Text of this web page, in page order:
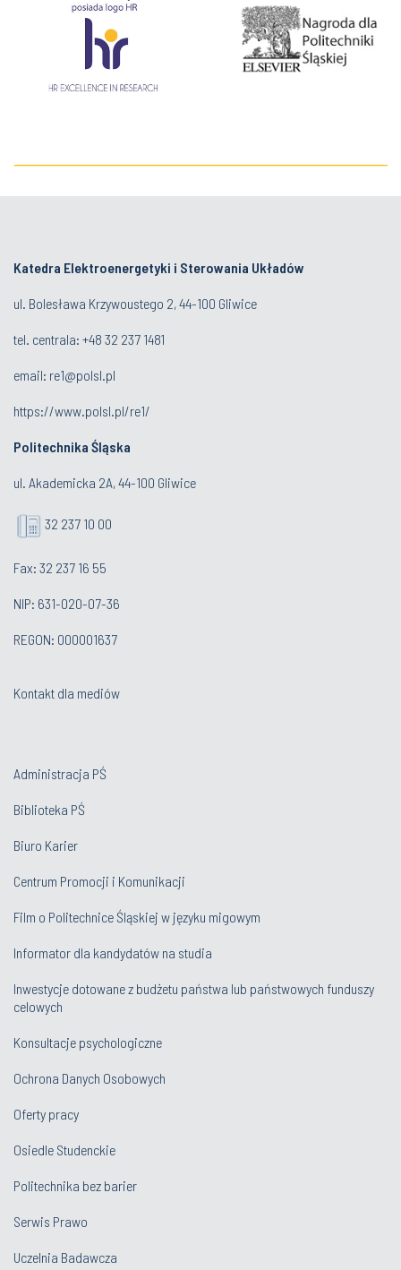
Katedra Elektroenergetyki i Sterowania Układów
ul. Bolesława Krzywoustego 2, 44-100 Gliwice
tel. centrala: +48 32 237 1481
email: re1@polsl.pl
https://www.polsl.pl/re1/
Politechnika Śląska
ul. Akademicka 2A, 44-100 Gliwice
32 237 10 00
Fax: 32 237 16 55
NIP: 631-020-07-36
REGON: 000001637
Kontakt dla mediów
Administracja PŚ
Biblioteka PŚ
Biuro Karier
Centrum Promocji i Komunikacji
Film o Politechnice Śląskiej w języku migowym
Informator dla kandydatów na studia
Inwestycje dotowane z budżetu państwa lub państwowych funduszy
celowych
Konsultacje psychologiczne
Ochrona Danych Osobowych
Oferty pracy
Osiedle Studenckie
Politechnika bez barier
Serwis Prawo
Uczelnia Badawcza